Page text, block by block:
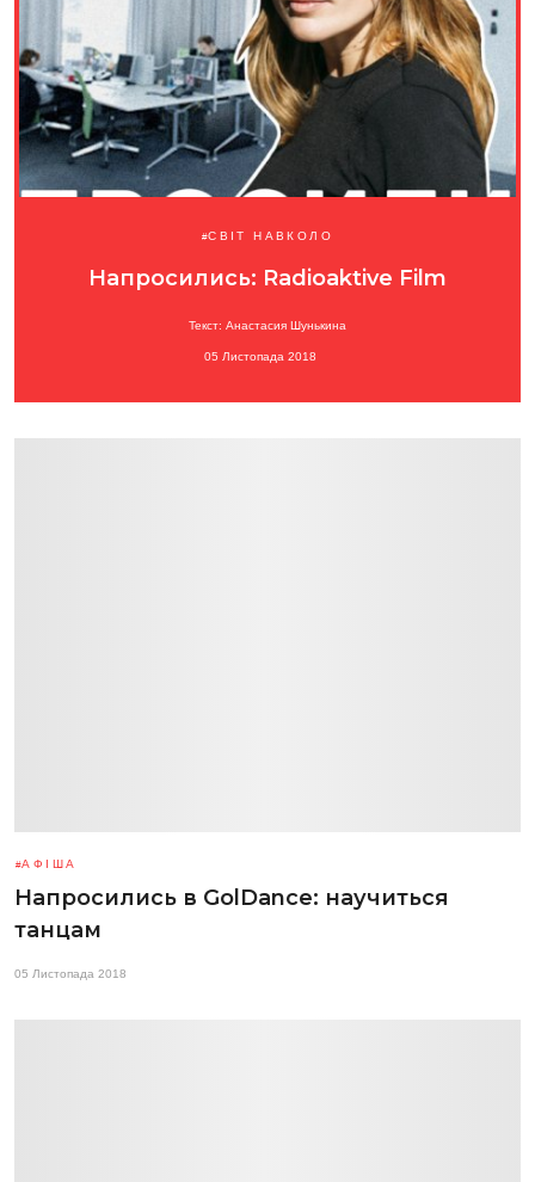
СВІТ НАВКОЛО
Напросились: Radioaktive Film
Текст: Анастасия Шунькина
05 Листопада 2018
АФІША
Напросились в GolDance: научиться
танцам
05 Листопада 2018